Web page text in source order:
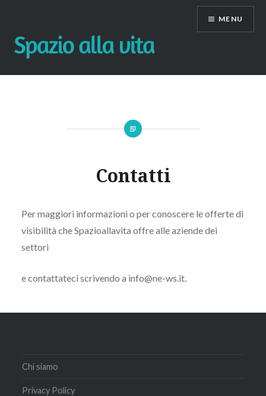
content
MENU
Contatti
Per maggiori informazioni o per conoscere le offerte di
visibilità che Spazioallavita offre alle aziende dei
settori
e contattateci scrivendo a info@ne-ws.it.
Chi siamo
Privacy Policy